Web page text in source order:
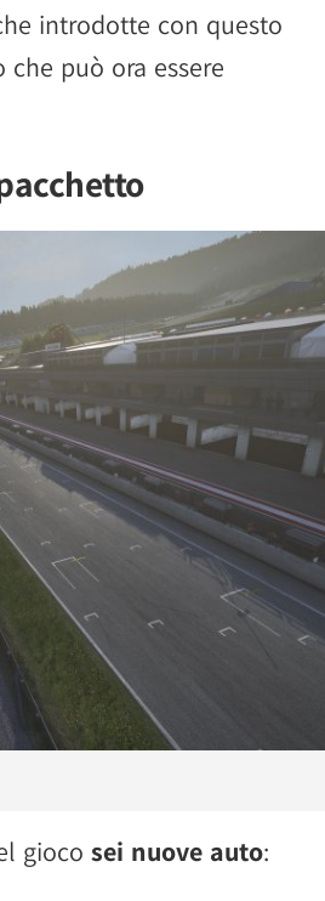
introdotte con questo
può ora essere
gioco sei nuove auto: